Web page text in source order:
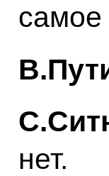
самое
нет.